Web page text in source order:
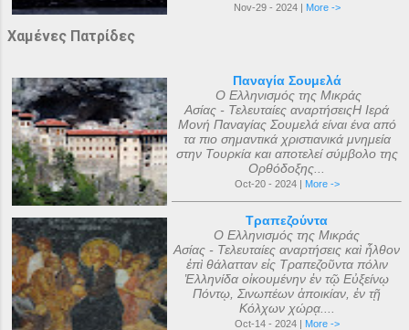
Nov-29 - 2024 | More ->
Χαμένες Πατρίδες
Παναγία Σουμελά
Ο Ελληνισμός της Μικράς
Ασίας - Τελευταίες αναρτήσειςΗ Ιερά
Μονή Παναγίας Σουμελά είναι ένα από
τα πιο σημαντικά χριστιανικά μνημεία
στην Τουρκία και αποτελεί σύμβολο της
Ορθόδοξης...
Oct-20 - 2024 | More ->
Τραπεζούντα
Ο Ελληνισμός της Μικράς
Ασίας - Τελευταίες αναρτήσεις καὶ ἦλθον
ἐπὶ θάλατταν εἰς Τραπεζοῦντα πόλιν
Ἑλληνίδα οἰκουμένην ἐν τῷ Εὐξείνῳ
Πόντῳ, Σινωπέων ἀποικίαν, ἐν τῇ
Κόλχων χώρᾳ....
Oct-14 - 2024 | More ->